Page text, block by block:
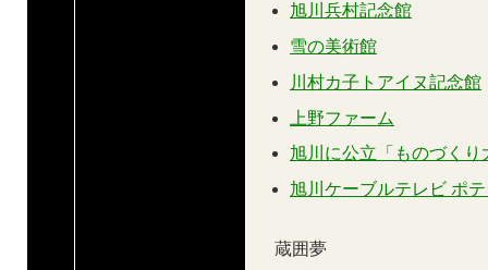
旭川兵村記念館
雪の美術館
川村カ子トアイヌ記念館
上野ファーム
旭川に公立「ものづく
旭川ケーブルテレビ ポ
蔵囲夢